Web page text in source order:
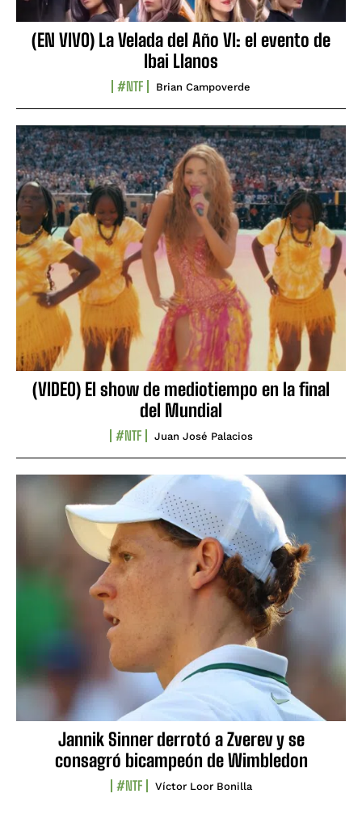
(EN VIVO) La Velada del Año VI: el evento de
Ibai Llanos
#NTF Brian Campoverde
(VIDEO) El show de mediotiempo en la final
del Mundial
#NTF Juan José Palacios
Jannik Sinner derrotó a Zverev y se
consagró bicampeón de Wimbledon
#NTF Víctor Loor Bonilla